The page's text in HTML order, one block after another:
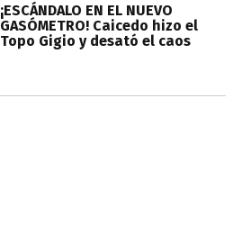
¡ESCÁNDALO EN EL NUEVO
GASÓMETRO! Caicedo hizo el
Topo Gigio y desató el caos